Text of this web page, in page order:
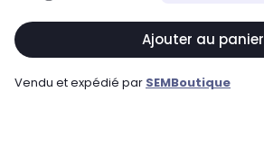
Ajouter au panier
Vendu et expédié par SEMBoutique